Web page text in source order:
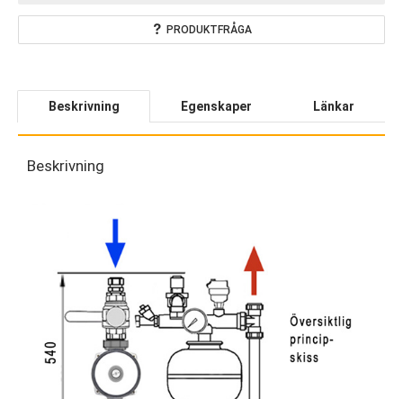
PRODUKTFRÅGA
Beskrivning Egenskaper Länkar
Beskrivning